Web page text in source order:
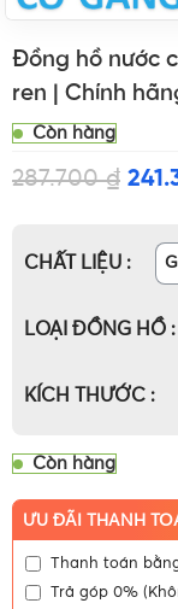
Đồng hồ nước
ren | Chính
Còn hàng
287.700₫
CHẤT LIỆU
LOẠI ĐỒNG HỒ
KÍCH THƯỚC
Còn hàng
ƯU ĐÃI THANH
Thanh toán
Trả góp 0%